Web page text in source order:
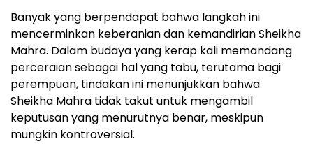
Banyak yang berpendapat bahwa langkah ini
mencerminkan keberanian dan kemandirian Sheikha
Mahra. Dalam budaya yang kerap kali memandang
perceraian sebagai hal yang tabu, terutama bagi
perempuan, tindakan ini menunjukkan bahwa
Sheikha Mahra tidak takut untuk mengambil
keputusan yang menurutnya benar, meskipun
mungkin kontroversial.